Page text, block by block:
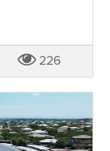
226